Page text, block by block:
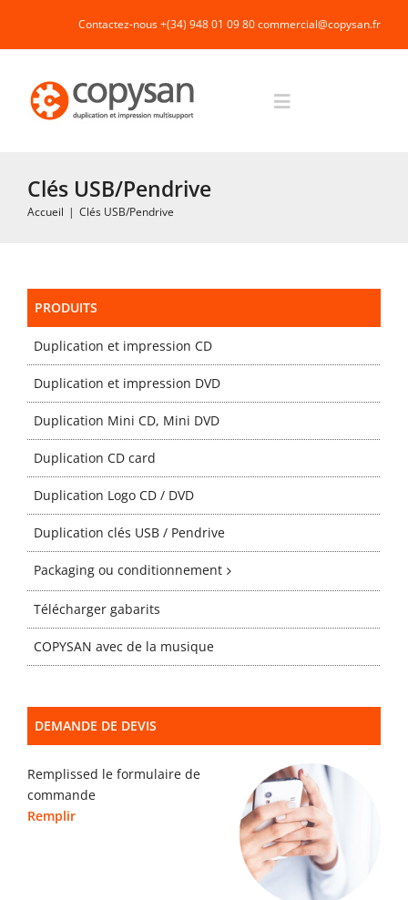
contenu
Contactez-nous +(34) 948 01 09 80commercial@copysan.fr
Toggle
Packaging
Gabarits
Blog
contact
Clés USB/Pendrive
Accueil | Clés USB/Pendrive
PRODUITS
Duplication et impression CD
Duplication et impression DVD
Duplication Mini CD, Mini DVD
Duplication CD card
Duplication Logo CD / DVD
Duplication clés USB / Pendrive
Packaging ou conditionnement
Télécharger gabarits
COPYSAN avec de la musique
DEMANDE DE DEVIS
Remplissed le formulaire de
commande
Remplir